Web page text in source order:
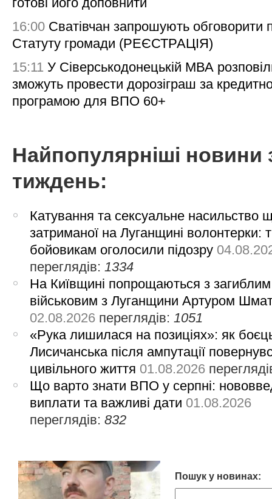
16:00 Сватівчан запрошують обговорити
Статуту громади (РЕЄСТРАЦІЯ)
15:11 У Сіверськодонецькій МВА
зможуть провести дорозіграш за
програмою для ВПО 60+
Найпопулярніші новини
тиждень:
Катування та сексуальне насильство
затриманої на Луганщині волонтерки:
бойовикам оголосили підозру
переглядів:1334
На Київщині попрощаються з загиблим
військовим з Луганщини Артуром
02.08.2026 переглядів:1051
«Рука лишилася на позиціях»: як
Лисичанська після ампутації
цивільного життя 01.08.2026
Що варто знати ВПО у серпні:
виплати та важливі дати 01.08.2026
переглядів:832
Пошук у новинах: